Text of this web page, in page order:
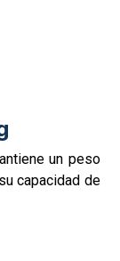
para ofrecer
y
son
y
y versátil
diseño
de trabajo.